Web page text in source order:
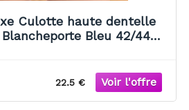
Culotte haute dentelle
Bleu 42/44
22.5 €